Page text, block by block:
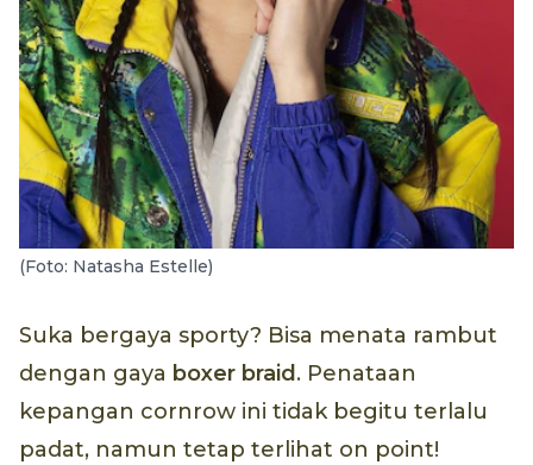
(Foto: Natasha Estelle)
Suka bergaya sporty? Bisa menata rambut
dengan gaya boxer braid . Penataan
kepangan cornrow ini tidak begitu terlalu
padat, namun tetap terlihat on point!